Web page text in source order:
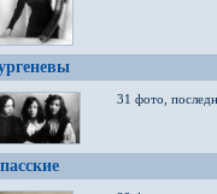
31 фото,